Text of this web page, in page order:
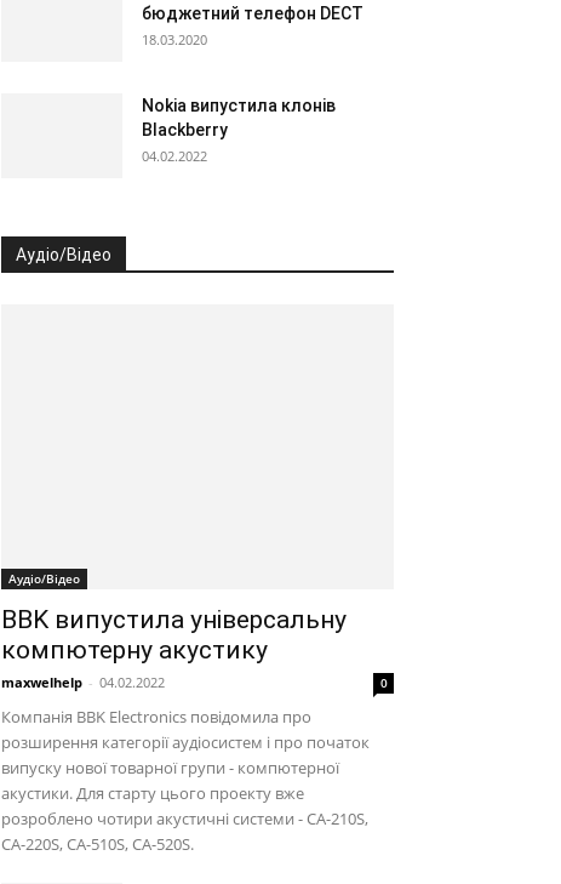
бюджетний телефон DECT
18.03.2020
Nokia випустила клонів
Blackberry
04.02.2022
Аудіо/Відео
Аудіо/Відео
BBK випустила універсальну
компютерну акустику
maxwelhelp - 04.02.2022 0
Компанія BBK Electronics повідомила про
розширення категорії аудіосистем і про початок
випуску нової товарної групи - компютерної
акустики. Для старту цього проекту вже
розроблено чотири акустичні системи - CA-210S,
CA-220S, CA-510S, CA-520S.